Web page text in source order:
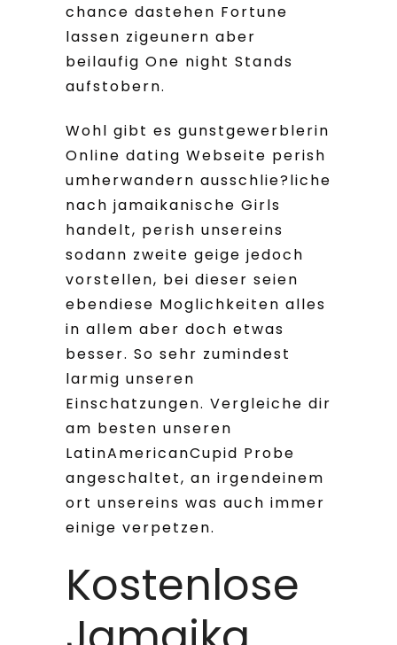
chance dastehen Fortune
lassen zigeunern aber
beilaufig One night Stands
aufstobern.
Wohl gibt es gunstgewerblerin
Online dating Webseite perish
umherwandern ausschlie?liche
nach jamaikanische Girls
handelt, perish unsereins
sodann zweite geige jedoch
vorstellen, bei dieser seien
ebendiese Moglichkeiten alles
in allem aber doch etwas
besser. So sehr zumindest
larmig unseren
Einschatzungen. Vergleiche dir
am besten unseren
LatinAmericanCupid Probe
angeschaltet, an irgendeinem
ort unsereins was auch immer
einige verpetzen.
Kostenlose